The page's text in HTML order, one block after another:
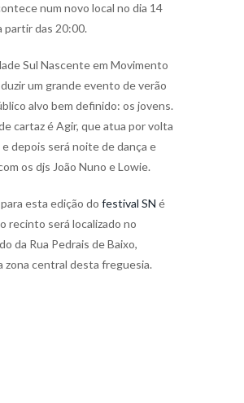
num novo local no dia 14
partir das 20:00.
Sul Nascente em Movimento
um grande evento de verão
alvo bem definido: os jovens.
cartaz é Agir, que atua por volta
depois será noite de dança e
os djs João Nuno e Lowie.
esta edição do festival SN é
recinto será localizado no
da Rua Pedrais de Baixo,
zona central desta freguesia.